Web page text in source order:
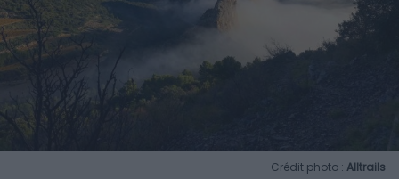
Crédit photo : Alltrails